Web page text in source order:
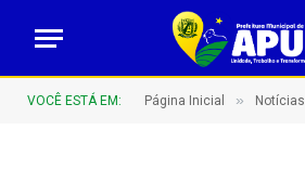
VOCÊ ESTÁ EM: Página Inicial » Notícias